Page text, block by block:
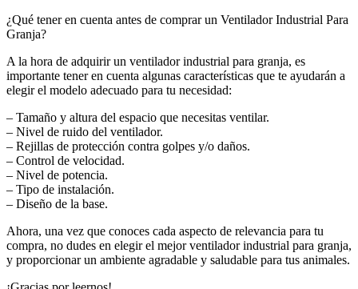
¿Qué tener en cuenta antes de comprar un Ventilador Industrial Para
Granja?
A la hora de adquirir un ventilador industrial para granja, es
importante tener en cuenta algunas características que te ayudarán a
elegir el modelo adecuado para tu necesidad:
– Tamaño y altura del espacio que necesitas ventilar.
– Nivel de ruido del ventilador.
– Rejillas de protección contra golpes y/o daños.
– Control de velocidad.
– Nivel de potencia.
– Tipo de instalación.
– Diseño de la base.
Ahora, una vez que conoces cada aspecto de relevancia para tu
compra, no dudes en elegir el mejor ventilador industrial para granja,
y proporcionar un ambiente agradable y saludable para tus animales.